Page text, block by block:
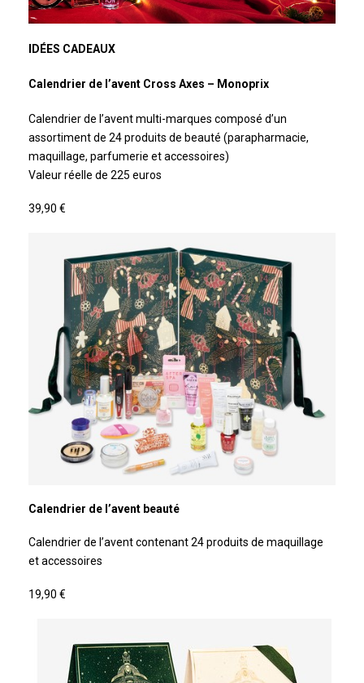
IDÉES CADEAUX
Calendrier de l’avent Cross Axes – Monoprix
Calendrier de l’avent multi-marques composé d’un
assortiment de 24 produits de beauté (parapharmacie,
maquillage, parfumerie et accessoires)
Valeur réelle de 225 euros
39,90 €
Calendrier de l’avent beauté
Calendrier de l’avent contenant 24 produits de maquillage
et accessoires
19,90 €